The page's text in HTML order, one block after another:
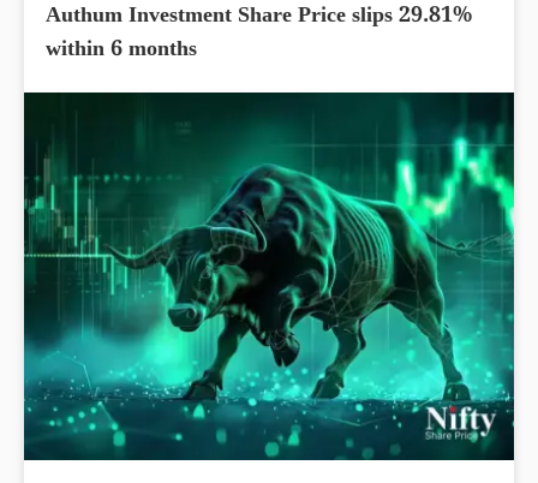
Authum Investment Share Price slips 29.81%
within 6 months